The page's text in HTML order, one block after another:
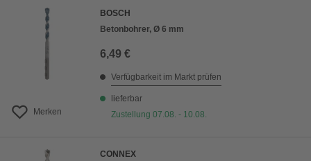
Merken
BOSCH
Betonbohrer, Ø 6 mm
6,49 €
Verfügbarkeit im Markt prüfen
lieferbar
Zustellung 07.08. - 10.08.
CONNEX